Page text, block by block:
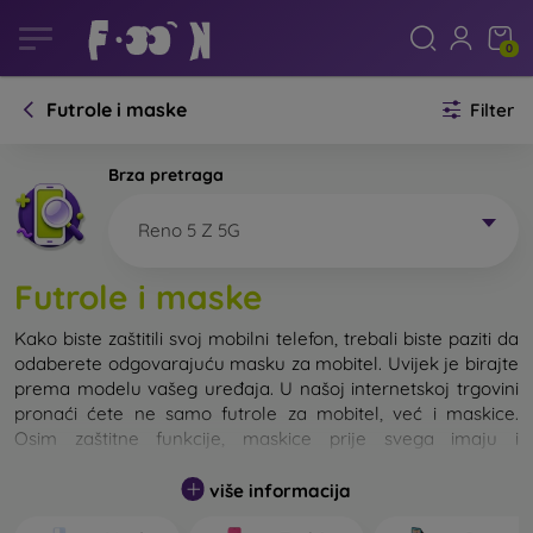
0
Futrole i maske Filter
Brza pretraga
Reno 5 Z 5G
Futrole i maske
Kako biste zaštitili svoj mobilni telefon, trebali biste paziti da
odaberete odgovarajuću masku za mobitel. Uvijek je birajte
prema modelu vašeg uređaja. U našoj internetskoj trgovini
pronaći ćete ne samo futrole za mobitel, već i maskice.
Osim zaštitne funkcije, maskice prije svega imaju i
Maskicu za mobitel možemo također nazvati i stražnjom
više informacija